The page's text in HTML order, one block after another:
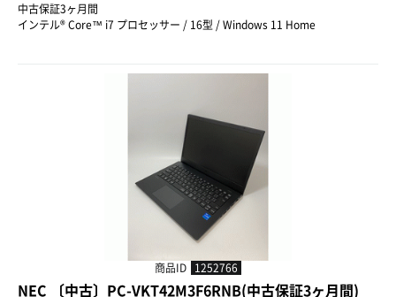
中古保証3ヶ月間
インテル® Core™ i7 プロセッサー / 16型 / Windows 11 Home
商品ID 1252766
NEC 〔中古〕PC-VKT42M3F6RNB(中古保証3ヶ月間)